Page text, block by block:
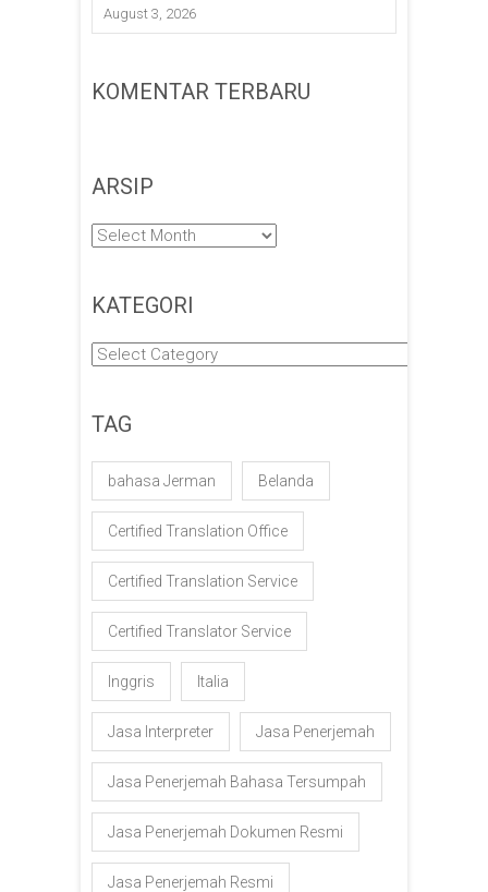
August 3, 2026
KOMENTAR TERBARU
ARSIP
Arsip
KATEGORI
Kategori
TAG
bahasa Jerman Belanda
Certified Translation Office
Certified Translation Service
Certified Translator Service
Inggris Italia
Jasa Interpreter Jasa Penerjemah
Jasa Penerjemah Bahasa Tersumpah
Jasa Penerjemah Dokumen Resmi
Jasa Penerjemah Resmi